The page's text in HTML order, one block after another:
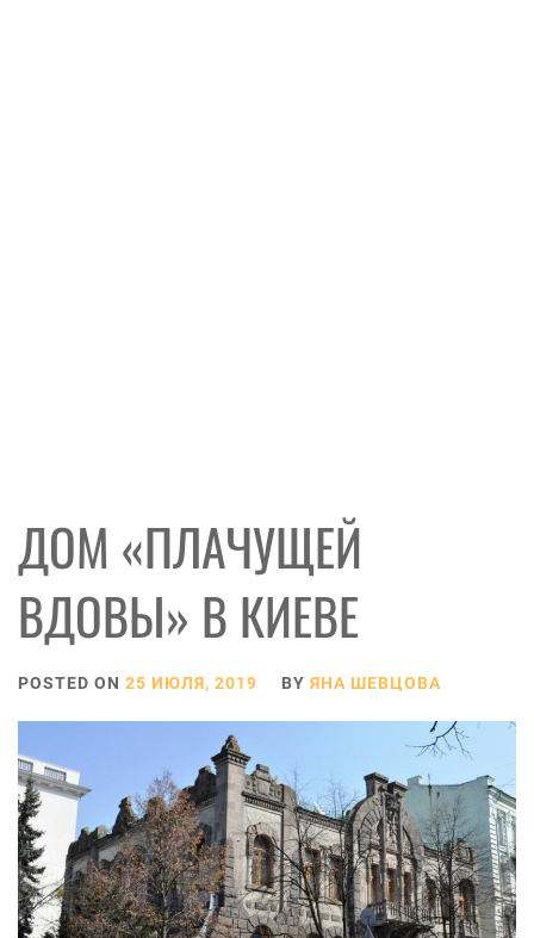
ДОМ «ПЛАЧУЩЕЙ
ВДОВЫ» В КИЕВЕ
POSTED ON 25 ИЮЛЯ, 2019 BY ЯНА ШЕВЦОВА